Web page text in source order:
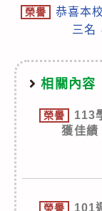
榮譽
恭喜本
三名
相關內容
榮譽
113
獲佳績
榮譽
101